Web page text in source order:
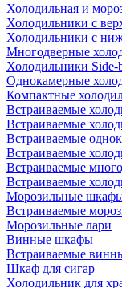
Холодильная и
Холодильники с
Холодильники с
Многодверные
Холодильники Side-
Однокамерные
Компактные
Встраиваемые
Встраиваемые
Встраиваемые
Встраиваемые
Встраиваемые
Встраиваемые
Морозильные
Встраиваемые
Морозильные лари
Винные шкафы
Встраиваемые
Шкаф для сигар
Холодильник для